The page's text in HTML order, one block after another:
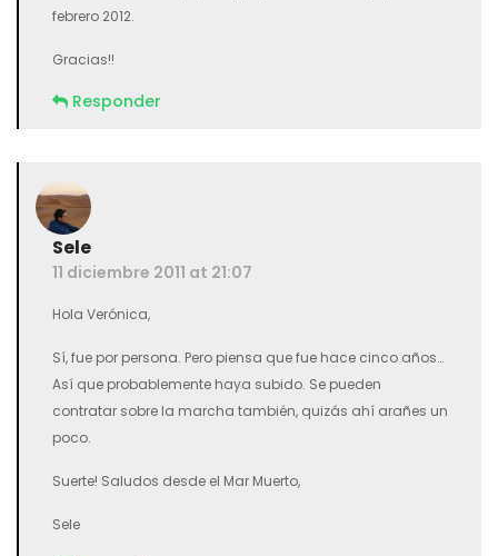
febrero 2012.
Gracias!!
Responder
Sele
11 diciembre 2011 at 21:07
Hola Verónica,
Sí, fue por persona. Pero piensa que fue hace cinco años…
Así que probablemente haya subido. Se pueden
contratar sobre la marcha también, quizás ahí arañes un
poco.
Suerte! Saludos desde el Mar Muerto,
Sele